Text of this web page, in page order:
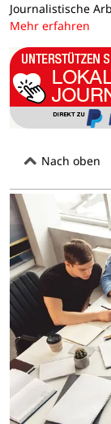
Journalistische
Mehr erfahren
Nach oben